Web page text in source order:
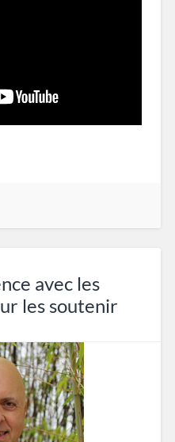
avec les
les soutenir